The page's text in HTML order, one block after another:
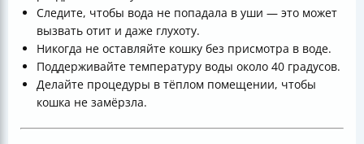
Следите, чтобы вода не попадала в уши — это может
вызвать отит и даже глухоту.
Никогда не оставляйте кошку без присмотра в воде.
Поддерживайте температуру воды около 40 градусов.
Делайте процедуры в тёплом помещении, чтобы
кошка не замёрзла.